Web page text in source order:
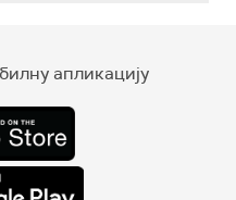
апликацију